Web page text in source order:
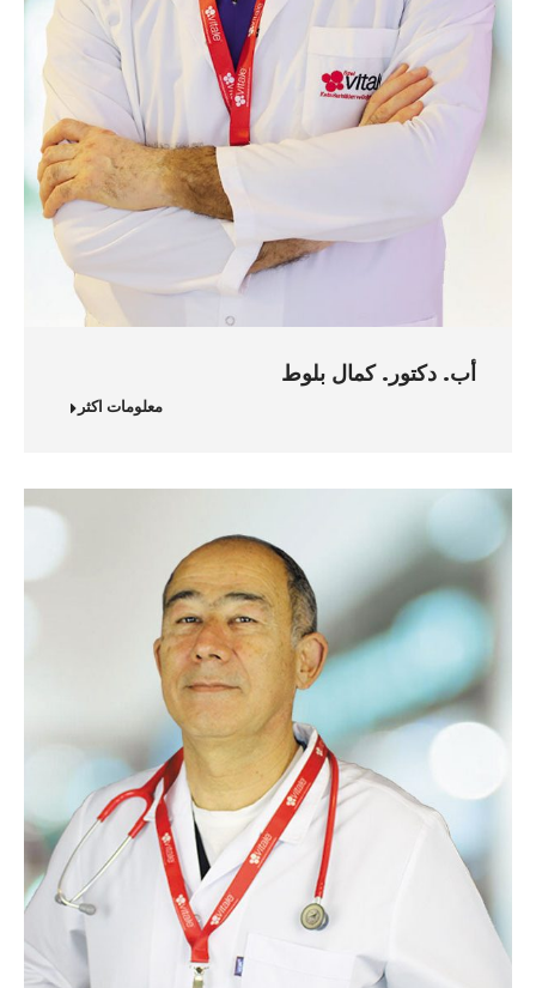
أب. دكتور. كمال بلوط
معلومات اكثر